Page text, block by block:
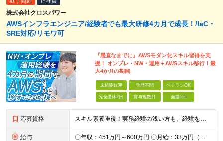
株式会社クロスパワー
AWSインフラエンジニア/経験者でも最大研修4カ月で成長！/IaC・
SRE対応/リモワ可
『愚直なまでに』AWSモダン化スキル習得を支
援！ オンプレ・NW・運用＋AWSスキル移行！最
大4か月の期間
未経験歓迎 学歴不問 ベテランOK
完全週休2日 賞与複数月 面接1回
応募資格 スキル素養重視！実務経験の浅い方も、経験を活かしたい中堅層も、幅広く歓迎します！ ・学歴不問 ・システム運用、構築、開発経験または相当の見識がある方 ◆賞与年2回有◆20～50代まで幅広い年代が
給与 〇年収：451万円～600万円 〇月給：33万円（固定残業87,187円含）～ 44.3万円（固定残業110,039円含）＋賞与＋資格手当 ※固定残業は45時間（当社の平均残業は8時間です）。 万が